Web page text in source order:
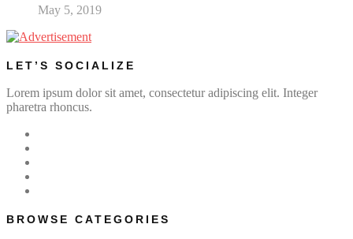
May 5, 2019
LET’S SOCIALIZE
Lorem ipsum dolor sit amet, consectetur adipiscing elit. Integer
pharetra rhoncus.
BROWSE CATEGORIES